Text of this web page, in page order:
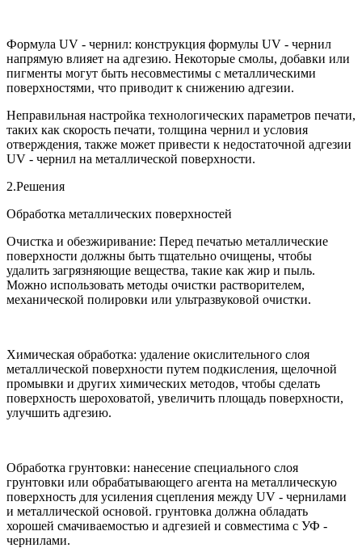
Формула UV - чернил: конструкция формулы UV - чернил
напрямую влияет на адгезию. Некоторые смолы, добавки или
пигменты могут быть несовместимы с металлическими
поверхностями, что приводит к снижению адгезии.
Неправильная настройка технологических параметров печати,
таких как скорость печати, толщина чернил и условия
отверждения, также может привести к недостаточной адгезии
UV - чернил на металлической поверхности.
2.Решения
Обработка металлических поверхностей
Очистка и обезжиривание: Перед печатью металлические
поверхности должны быть тщательно очищены, чтобы
удалить загрязняющие вещества, такие как жир и пыль.
Можно использовать методы очистки растворителем,
механической полировки или ультразвуковой очистки.
Химическая обработка: удаление окислительного слоя
металлической поверхности путем подкисления, щелочной
промывки и других химических методов, чтобы сделать
поверхность шероховатой, увеличить площадь поверхности,
улучшить адгезию.
Обработка грунтовки: нанесение специального слоя
грунтовки или обрабатывающего агента на металлическую
поверхность для усиления сцепления между UV - чернилами
и металлической основой. грунтовка должна обладать
хорошей смачиваемостью и адгезией и совместима с УФ -
чернилами.